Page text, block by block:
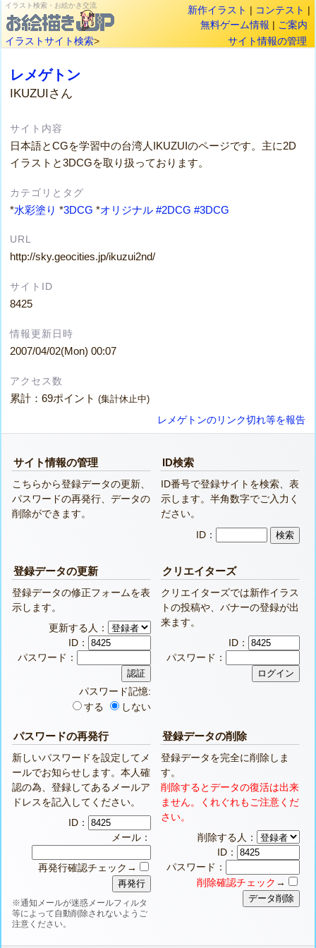
イラスト検索・お絵かき交流 新作イラスト | コンテスト |
無料ゲーム情報 | ご案内
イラストサイト検索> サイト情報の管理
レメゲトン
IKUZUIさん
サイト内容
日本語とCGを学習中の台湾人IKUZUIのページです。主に2D
イラストと3DCGを取り扱っております。
カテゴリとタグ
*水彩塗り *3DCG *オリジナル #2DCG #3DCG
URL
http://sky.geocities.jp/ikuzui2nd/
サイトID
8425
情報更新日時
2007/04/02(Mon) 00:07
アクセス数
累計：69ポイント(集計休止中)
レメゲトンのリンク切れ等を報告
サイト情報の管理
こちらから登録データの更新、
パスワードの再発行、データの
削除ができます。
ID検索
ID番号で登録サイトを検索、表
示します。半角数字でご入力く
ださい。
ID：
登録データの更新
登録データの修正フォームを表
示します。
更新する人：
ID：
パスワード：
パスワード記憶:
する
しない
クリエイターズ
クリエイターズでは新作イラス
トの投稿や、バナーの登録が出
来ます。
ID：
パスワード：
パスワードの再発行
新しいパスワードを設定してメ
ールでお知らせします。本人確
認の為、登録してあるメールア
ドレスを記入してください。
ID：
メール：
再発行確認チェック→
※通知メールが迷惑メールフィルタ
等によって自動削除されないようご
注意ください。
登録データの削除
登録データを完全に削除しま
す。
削除するとデータの復活は出来
ません。くれぐれもご注意くだ
さい。
削除する人：
ID：
パスワード：
削除確認チェック →